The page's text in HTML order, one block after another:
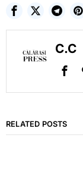
C.C
RELATED POSTS